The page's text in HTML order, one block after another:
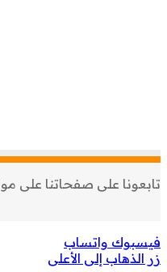
تابعونا على صفحاتنا على
فيسبوك واتساب
زر الذهاب إلى الأعلى